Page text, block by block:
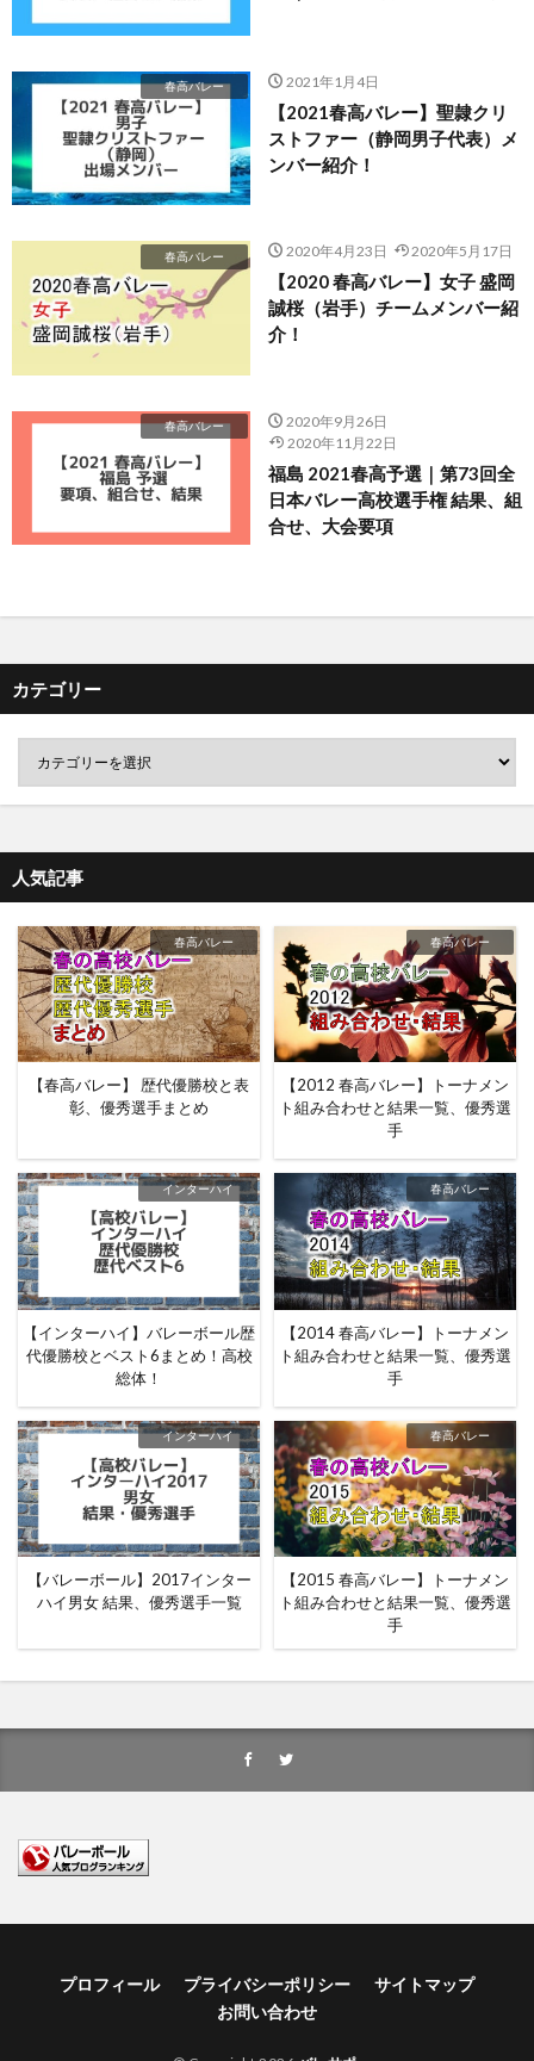
春高バレー 2021年1月4日
【2021春高バレー】聖隷クリ
ストファー（静岡男子代表）メ
ンバー紹介！
春高バレー 2020年4月23日 2020年5月17日
【2020 春高バレー】女子 盛岡
誠桜（岩手）チームメンバー紹
介！
春高バレー
2020年9月26日
2020年11月22日
福島 2021春高予選｜第73回全
日本バレー高校選手権 結果、組
合せ、大会要項
カテゴリー
人気記事
春高バレー
【春高バレー】 歴代優勝校と表
彰、優秀選手まとめ
春高バレー
【2012 春高バレー】トーナメン
ト組み合わせと結果一覧、優秀選
手
インターハイ
【インターハイ】バレーボール歴
代優勝校とベスト6まとめ！高校
総体！
春高バレー
【2014 春高バレー】トーナメン
ト組み合わせと結果一覧、優秀選
手
インターハイ
【バレーボール】2017インター
ハイ男女 結果、優秀選手一覧
春高バレー
【2015 春高バレー】トーナメン
ト組み合わせと結果一覧、優秀選
手
プロフィール プライバシーポリシー
サイトマップ
お問い合わせ